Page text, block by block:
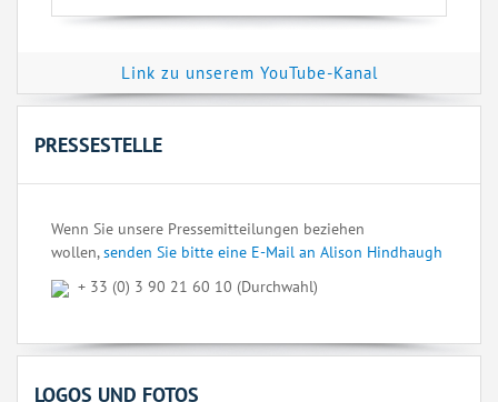
Link zu unserem YouTube-Kanal
PRESSESTELLE
Wenn Sie unsere Pressemitteilungen beziehen
wollen,senden Sie bitte eine E-Mail an Alison Hindhaugh
+ 33 (0) 3 90 21 60 10 (Durchwahl)
LOGOS UND FOTOS